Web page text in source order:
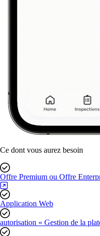
Ce dont vous aurez besoin
Offre Premium ou Offre
Application Web
autorisation « Gestion de la